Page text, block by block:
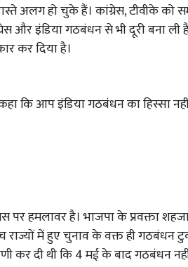
अलग हो चुके हैं। कांग्रेस, टीवीके को
और इंडिया गठबंधन से भी दूरी बना ली
कर दिया है।
कि आप इंडिया गठबंधन का हिस्सा
पर हमलावर है। भाजपा के प्रवक्ता
राज्यों में हुए चुनाव के वक्त ही गठबंधन
कर दी थी कि 4 मई के बाद गठबंधन